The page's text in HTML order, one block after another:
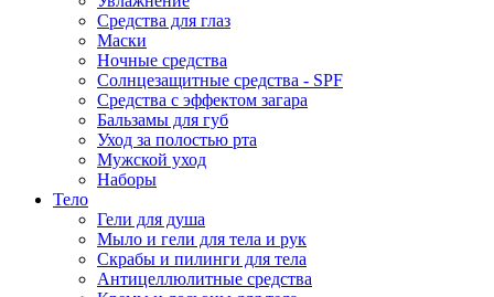
Средства для глаз
Маски
Ночные средства
Солнцезащитные средства - SPF
Средства c эффектом загара
Бальзамы для губ
Уход за полостью рта
Мужской уход
Наборы
Тело
Гели для душа
Мыло и гели для тела и рук
Скрабы и пилинги для тела
Антицеллюлитные средства